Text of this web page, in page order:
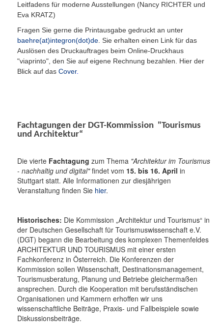
Leitfadens für moderne Ausstellungen (Nancy RICHTER und
Eva KRATZ)
Fragen Sie gerne die Printausgabe gedruckt an unter
baehre(at)integron(dot)de . Sie erhalten einen Link für das
Auslösen des Druckauftrages beim Online-Druckhaus
"viaprinto", den Sie auf eigene Rechnung bezahlen. Hier der
Blick auf das Cover.
Fachtagungen der DGT-Kommission "Tourismus
und Architektur“
Die vierte Fachtagung zum Thema "Architektur im Tourismus
- nachhaltig und digital"findet vom 15. bis 16. April in
Stuttgart statt. Alle Informationen zur diesjährigen
Veranstaltung finden Sie hier.
Historisches: Die Kommission „Architektur und Tourismus“ in
der Deutschen Gesellschaft für Tourismuswissenschaft e.V.
(DGT) begann die Bearbeitung des komplexen Themenfeldes
ARCHITEKTUR UND TOURISMUS mit einer ersten
Fachkonferenz in Österreich. Die Konferenzen der
Kommission sollen Wissenschaft, Destinationsmanagement,
Tourismusberatung, Planung und Betriebe gleichermaßen
ansprechen. Durch die Kooperation mit berufsständischen
Organisationen und Kammern erhoffen wir uns
wissenschaftliche Beiträge, Praxis- und Fallbeispiele sowie
Diskussionsbeiträge.